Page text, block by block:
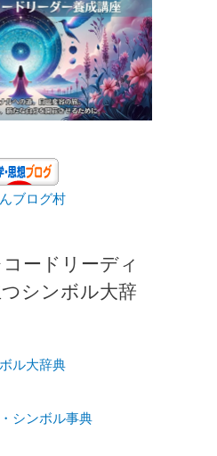
ブログ村
ードリーディ
シンボル大辞
ル大辞典
シンボル事典